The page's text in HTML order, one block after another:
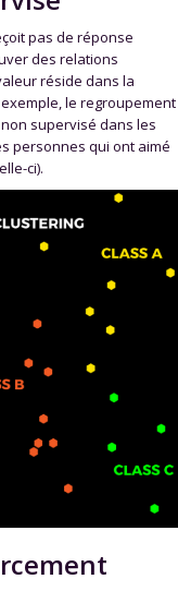
pas de réponse
des relations
réside dans la
le regroupement
supervisé dans les
personnes qui ont aimé
ci).